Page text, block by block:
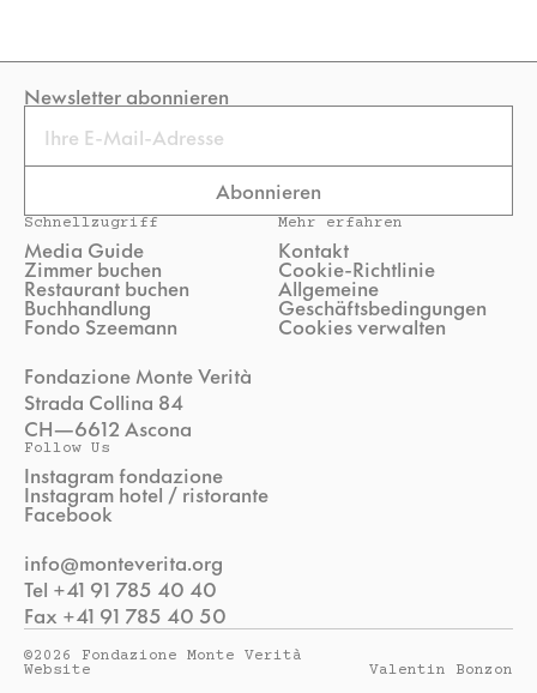
Newsletter abonnieren
Email
Abonnieren
Schnellzugriff
Media Guide
Zimmer buchen
Restaurant buchen
Buchhandlung
Fondo Szeemann
Mehr erfahren
Kontakt
Cookie-Richtlinie
Allgemeine
Geschäftsbedingungen
Cookies verwalten
Fondazione Monte Verità
Strada Collina 84
CH—6612 Ascona
Follow Us
Instagram fondazione
Instagram hotel / ristorante
Facebook
info@monteverita.org
Tel +41 91 785 40 40
Fax +41 91 785 40 50
©2026 Fondazione Monte Verità
Website
Valentin Bonzon